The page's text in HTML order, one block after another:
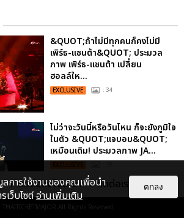
&QUOT;ถ้าไม่มีทุกคนก็คงไม่มี
เพิร์ธ-แซนต้า&QUOT; ประมวล
ภาพ เพิร์ธ-แซนต้า เปลี่ยน
ฮอลล์ให...
EXCLUSIVE : 34
ไม่ว่าจะวันนี้หรือวันไหน ก็จะยังภูมิใจ
ในตัว &QUOT;แจบอม&QUOT;
เหมือนเดิม! ประมวลภาพ JA...
EXCLUSIVE
ประมวลภาพงาน “มีสติแล้วลูกพีช
ติดต่อลงโฆษณา ติดต่อเรา
THAITICKETMAJOR All Rights Reserved.
ลการใช้งานของคุณเพื่อนำ
เว็บไซต์อ่านเพิ่มเติม
ตกลง